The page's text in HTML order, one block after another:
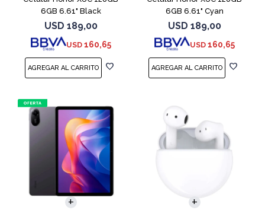
6GB 6.61" Black
USD 189,00
USD 160,65
6GB 6.61" Cyan
USD 189,00
USD 160,65